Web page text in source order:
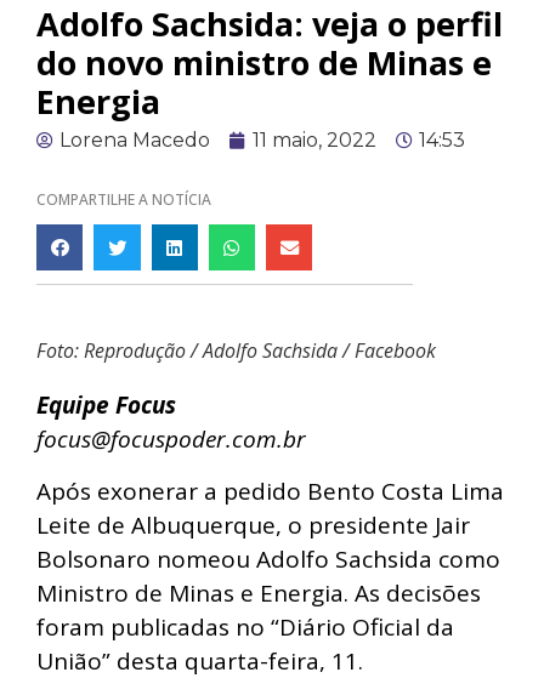
Adolfo Sachsida: veja o perfil
do novo ministro de Minas e
Energia
Lorena Macedo 11 maio, 2022 14:53
COMPARTILHE A NOTÍCIA
Foto: Reprodução / Adolfo Sachsida / Facebook
Equipe Focus
focus@focuspoder.com.br
Após exonerar a pedido Bento Costa Lima
Leite de Albuquerque, o presidente Jair
Bolsonaro nomeou Adolfo Sachsida como
Ministro de Minas e Energia. As decisões
foram publicadas no “Diário Oficial da
União” desta quarta-feira, 11.